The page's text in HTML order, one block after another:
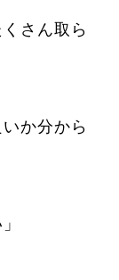
さん取ら
か分から